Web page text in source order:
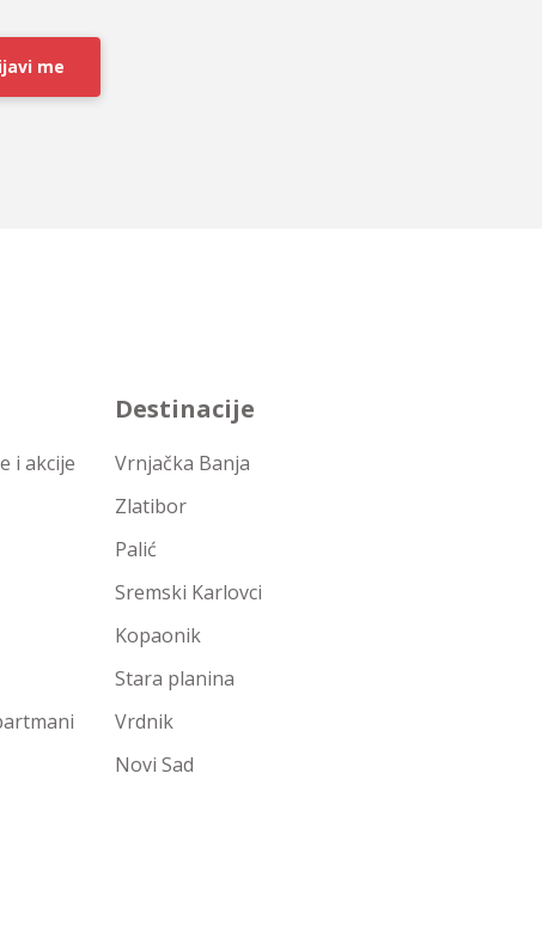
me
i akcije
Destinacije
Vrnjačka Banja
Zlatibor
Palić
Sremski Karlovci
Kopaonik
Stara planina
Vrdnik
Novi Sad